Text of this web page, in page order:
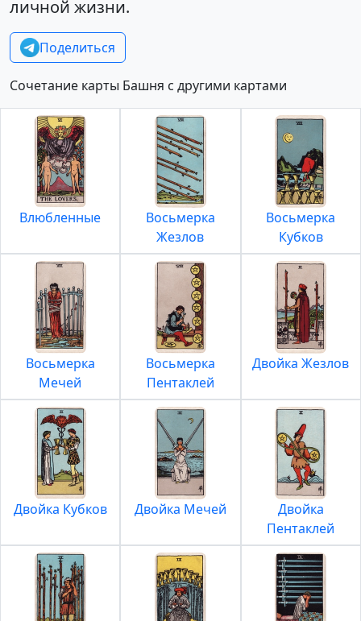
личной жизни.
Поделиться
Сочетание карты Башня с другими картами
Влюбленные
Восьмерка
Жезлов
Восьмерка
Кубков
Восьмерка
Мечей
Восьмерка
Пентаклей
Двойка Жезлов
Двойка Кубков Двойка Мечей
Двойка
Пентаклей